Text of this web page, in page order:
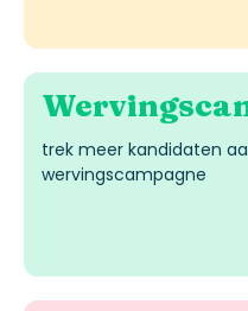
trek meer kandidaten
wervingscampagne